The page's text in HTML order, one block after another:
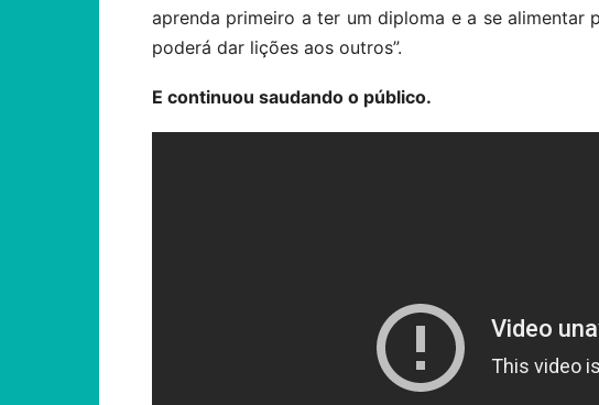
aprenda primeiro a ter um diploma e a se alimentar
poderá dar lições aos outros”.
E continuou saudando o público.